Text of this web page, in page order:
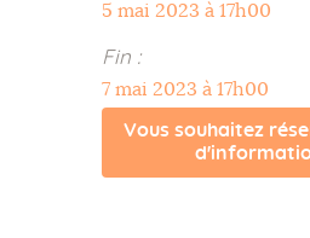
5 mai 2023 à 17h00
Fin :
7 mai 2023 à 17h00
Vous souhaitez